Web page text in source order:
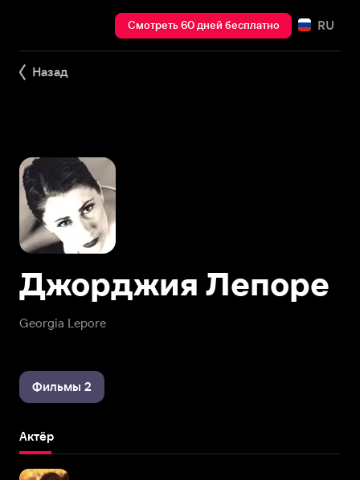
Смотреть 60 дней бесплатно RU
Назад
Georgia Lepore
Джорджия Лепоре
Фильмы 2
Актёр